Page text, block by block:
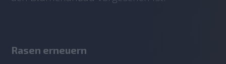
Rasen erneuern